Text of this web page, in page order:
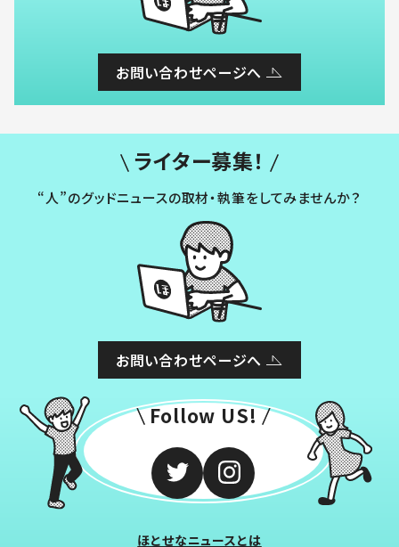
お問い合わせページへ
ライター募集！
“人”のグッドニュースの取材・執筆をしてみませんか？
お問い合わせページへ
Follow US!
ほとせなニュースとは